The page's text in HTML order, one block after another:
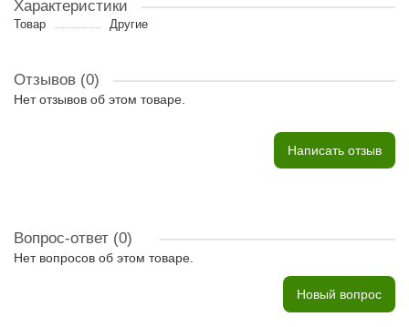
Характеристики
Товар Другие
Отзывов (0)
Нет отзывов об этом товаре.
Написать отзыв
Вопрос-ответ (0)
Нет вопросов об этом товаре.
Новый вопрос